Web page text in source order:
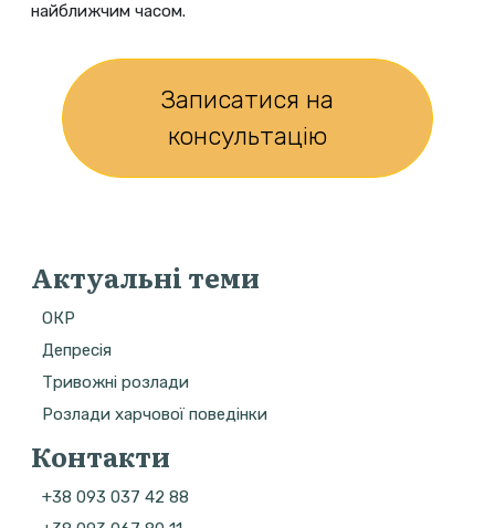
найближчим часом.
Записатися на
консультацію
Актуальні теми
ОКР
Депресія
Тривожні розлади
Розлади харчової поведінки
Контакти
+38 093 037 42 88